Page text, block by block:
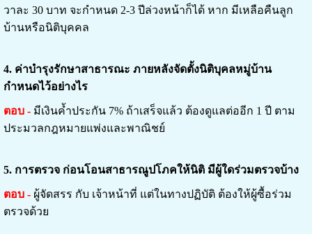
วาละ 30 บาท จะกำหนด 2-3 ปีล่วงหน้าก็ได้ หาก มีเหลือคืนลูก
บ้านหรือนิติบุคคล
4. ค่าบำรุงรักษาสาธารณะ ภายหลังจัดตั้งนิติบุคลหมู่บ้าน
กำหนดไว้อย่างไร
ตอบ -มีเงินค้ำประกัน 7% ถ้าเสร็จแล้ว ต้องดูแลต่ออีก 1 ปี ตาม
ประมวลกฎหมายแพ่งและพาณิชย์
5. การตรวจ ก่อนโอนสาธารณูปโภคให้นิติ มีผู้ใดร่วมตรวจบ้าง
ตอบ -ผู้จัดสรร กับ เจ้าหน้าที่ แต่ในทางปฏิบัติ ต้องให้ผู้ซื้อร่วม
ตรวจด้วย